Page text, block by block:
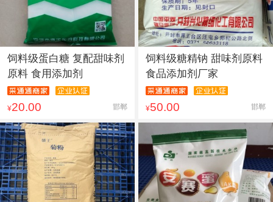
饲料级蛋白糖 复配甜味剂
原料 食用添加剂
¥20.00 邯郸
饲料级糖精钠 甜味剂原料
食品添加剂厂家
¥50.00 邯郸